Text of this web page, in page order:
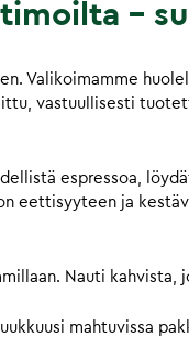
–
Valikoimamme
vastuullisesti
espressoa,
eettisyyteen ja
Nauti kahvista,
mahtuvissa